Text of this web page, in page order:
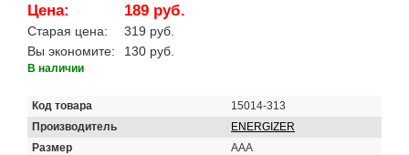
Цена: 189 руб.
Старая цена:
319 руб.
Вы экономите:
130 руб.
В наличии
Код товара
15014-313
Производитель
ENERGIZER
Размер
AAA